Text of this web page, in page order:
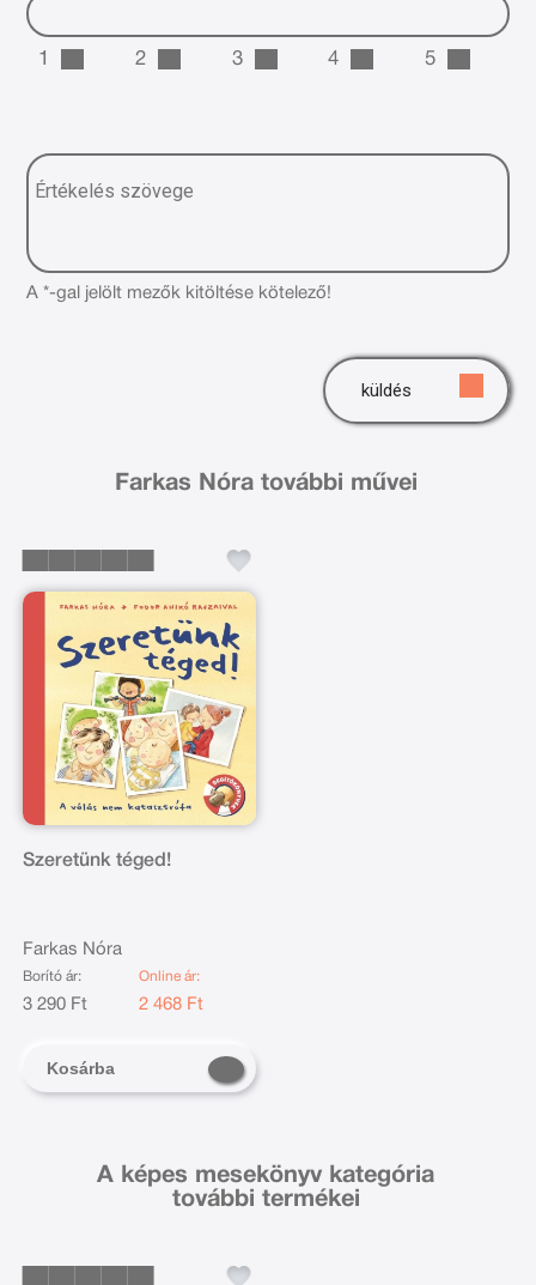
1 2 3 4 5
A *-gal jelölt mezők kitöltése kötelező!
küldés
Farkas Nóra további művei
Szeretünk téged!
Farkas Nóra
Borító ár:
3 290 Ft
Online ár:
2 468 Ft
Kosárba
A képes mesekönyv kategória
további termékei